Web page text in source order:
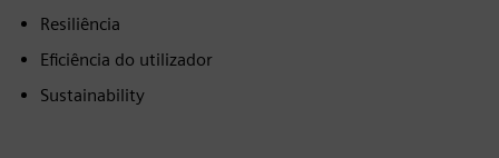
Resiliência
Eficiência do utilizador
Sustainability